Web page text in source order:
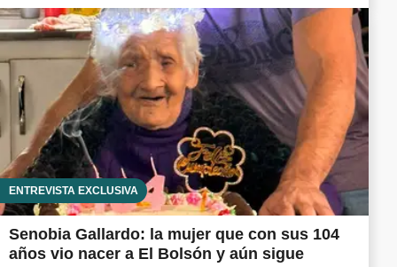
ENTREVISTA EXCLUSIVA
Senobia Gallardo: la mujer que con sus 104
años vio nacer a El Bolsón y aún sigue